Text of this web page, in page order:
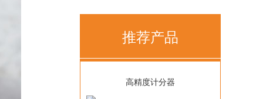
推荐产品
高精度计分器